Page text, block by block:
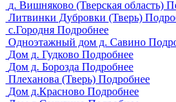
д. Вишняково (Тверская область)
Литвинки Дубровки (Тверь)
с.Городня Подробнее
Одноэтажный дом д. Савино
Дом д. Гудково Подробнее
Дом д. Борозда Подробнее
Плеханова (Тверь) Подробнее
Дом д.Красново Подробнее